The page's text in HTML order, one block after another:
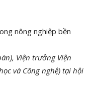
Viện trưởng Viện
và Công nghệ) tại hội